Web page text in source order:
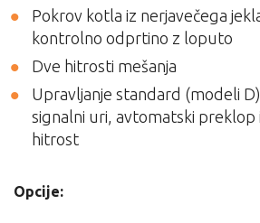
Pokrov kotla iz nerjavečega
kontrolno odprtino z loputo
Dve hitrosti mešanja
Upravljanje standard (modeli
signalni uri, avtomatski
hitrost
Opcije: